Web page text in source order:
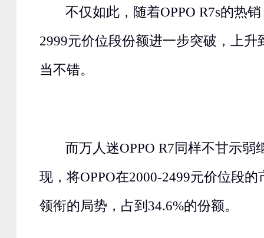
不仅如此，随着OPPO R7s的热
2999元价位段份额进一步突破，上升
当不错。
而万人迷OPPO R7同样不甘示弱
现，将OPPO在2000-2499元价位段
领衔的局势，占到34.6%的份额。